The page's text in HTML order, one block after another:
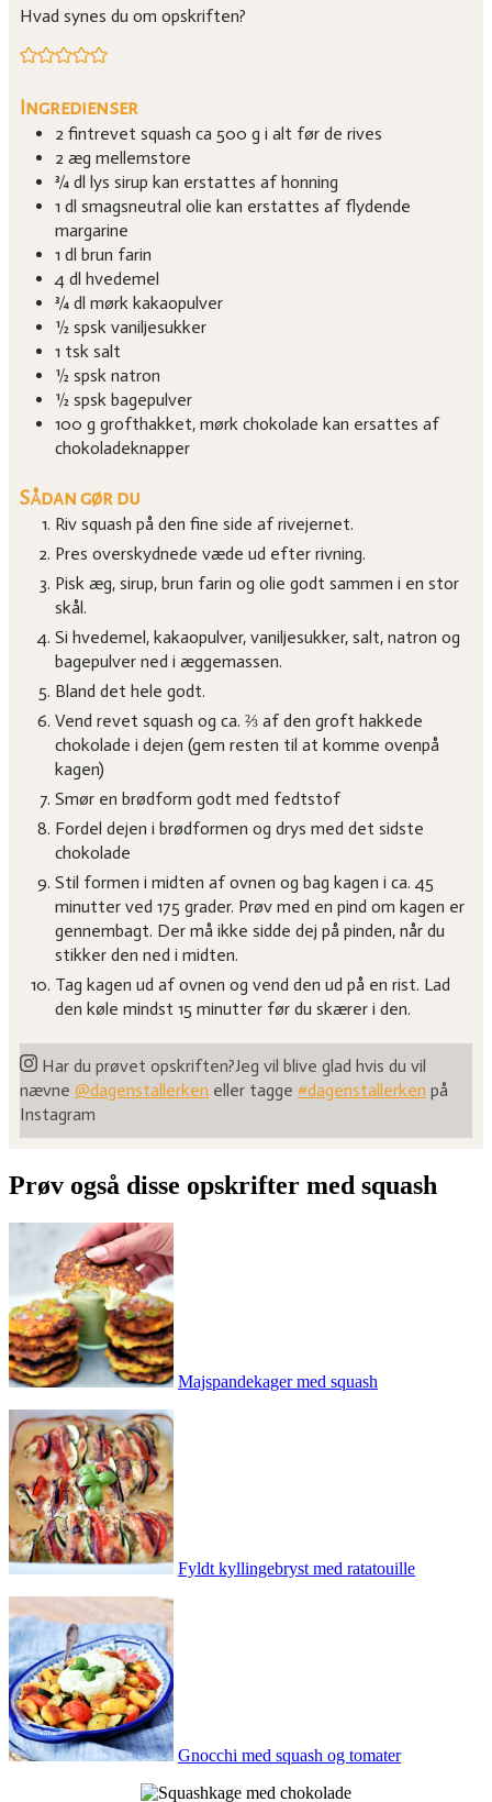
Hvad synes du om opskriften?
Ingredienser
2 fintrevet squash ca 500 g i alt før de rives
2 æg mellemstore
¾ dl lys sirup kan erstattes af honning
1 dl smagsneutral olie kan erstattes af flydende
margarine
1 dl brun farin
4 dl hvedemel
¾ dl mørk kakaopulver
½ spsk vaniljesukker
1 tsk salt
½ spsk natron
½ spsk bagepulver
100 g grofthakket, mørk chokolade kan ersattes af
chokoladeknapper
Sådan gør du
Riv squash på den fine side af rivejernet.
Pres overskydnede væde ud efter rivning.
Pisk æg, sirup, brun farin og olie godt sammen i en stor
skål.
Si hvedemel, kakaopulver, vaniljesukker, salt, natron og
bagepulver ned i æggemassen.
Bland det hele godt.
Vend revet squash og ca. ⅔ af den groft hakkede
chokolade i dejen (gem resten til at komme ovenpå
kagen)
Smør en brødform godt med fedtstof
Fordel dejen i brødformen og drys med det sidste
chokolade
Stil formen i midten af ovnen og bag kagen i ca. 45
minutter ved 175 grader. Prøv med en pind om kagen er
gennembagt. Der må ikke sidde dej på pinden, når du
stikker den ned i midten.
Tag kagen ud af ovnen og vend den ud på en rist. Lad
den køle mindst 15 minutter før du skærer i den.
Har du prøvet opskriften?Jeg vil blive glad hvis du vil
nævne @dagenstallerken eller tagge #dagenstallerken på
Instagram
Prøv også disse opskrifter med squash
Majspandekager med squash
Fyldt kyllingebryst med ratatouille
Gnocchi med squash og tomater